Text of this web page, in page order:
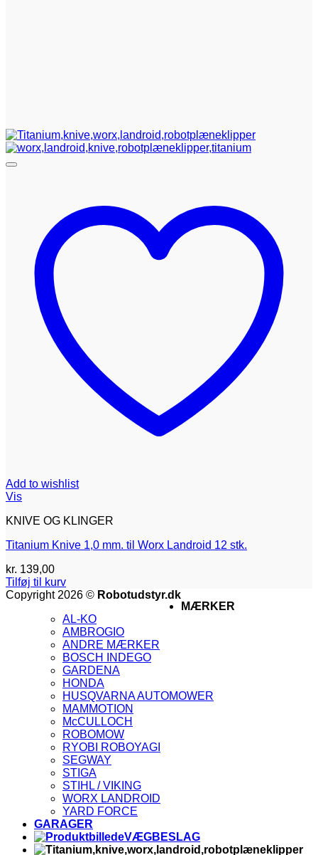
Add to wishlist
Vis
KNIVE OG KLINGER
Titanium Knive 1,0 mm. til Worx Landroid 12 stk.
kr. 139,00
Tilføj til kurv
Copyright 2026 © Robotudstyr.dk
MÆRKER
AL-KO
AMBROGIO
ANDRE MÆRKER
BOSCH INDEGO
GARDENA
HONDA
HUSQVARNA AUTOMOWER
MAMMOTION
McCULLOCH
ROBOMOW
RYOBI ROBOYAGI
SEGWAY
STIGA
STIHL / VIKING
WORX LANDROID
YARD FORCE
GARAGER
VÆGBESLAG